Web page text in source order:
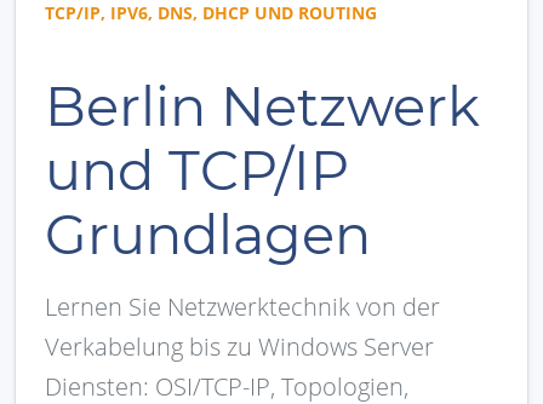
TCP/IP, IPV6, DNS, DHCP UND ROUTING
Berlin Netzwerk
und TCP/IP
Grundlagen
Lernen Sie Netzwerktechnik von der
Verkabelung bis zu Windows Server
Diensten: OSI/TCP-IP, Topologien,